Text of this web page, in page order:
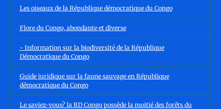
Les oiseaux de la République démocratique du Congo
Flore du Congo, abondante et diverse
- Information sur la biodiversité de la République
Démocratique du Congo
Guide juridique sur la faune sauvage en République
démocratique du Congo
Le saviez-vous? la RD Congo possède la moitié des forêts du